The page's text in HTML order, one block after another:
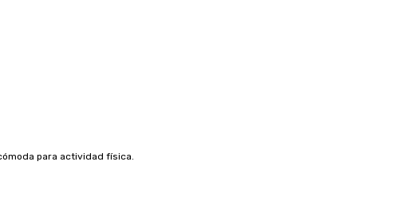
para actividad física.